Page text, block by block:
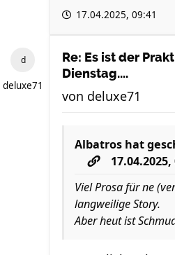
17.04.2025, 09:41
deluxe71
Re: Es ist der
Dienstag....
von deluxe71
Albatros hat
17.04.2025,
Viel Prosa für ne
langweilige Story.
Aber heut ist